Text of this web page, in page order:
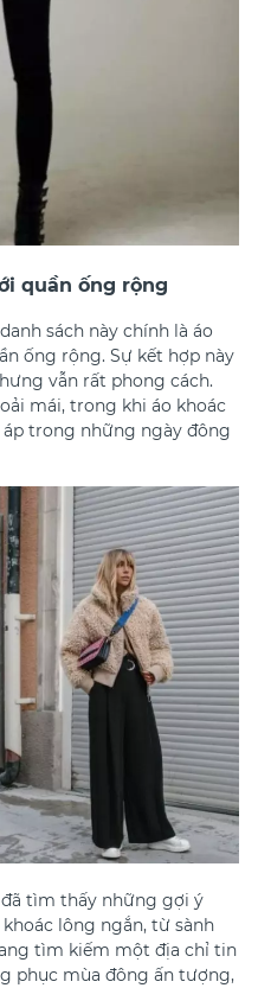
quần ống rộng
sách này chính là áo
ống rộng. Sự kết hợp này
vẫn rất phong cách.
mái, trong khi áo khoác
trong những ngày đông
tìm thấy những gợi ý
lông ngắn, từ sành
tìm kiếm một địa chỉ tin
phục mùa đông ấn tượng,